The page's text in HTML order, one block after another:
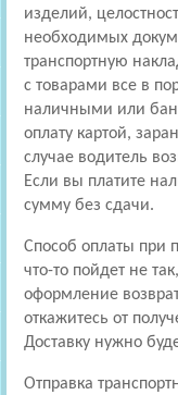
изделий,
необходимых
транспортную
с товарами все в
наличными или
оплату картой,
случае водитель
Если вы платите
сумму без сдачи.
Способ оплаты при
что-то пойдет не
оформление
откажитесь от
Доставку нужно
Отправка